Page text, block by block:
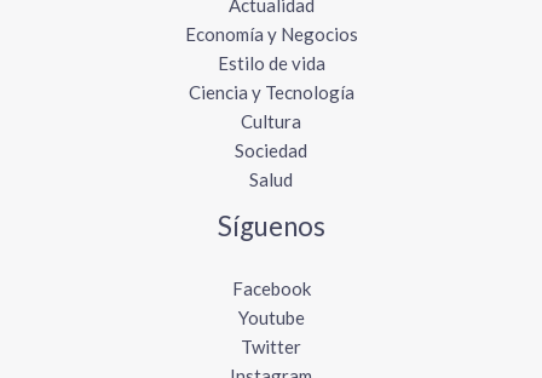
Actualidad
Economía y Negocios
Estilo de vida
Ciencia y Tecnología
Cultura
Sociedad
Salud
Síguenos
Facebook
Youtube
Twitter